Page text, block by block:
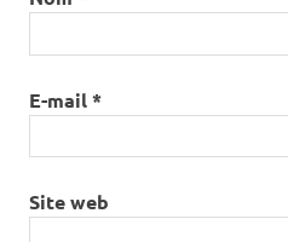
E-mail*
Site web